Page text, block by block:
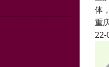
体
重
22-